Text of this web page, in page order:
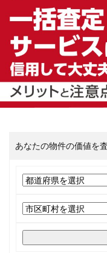
あなたの物件の価値を